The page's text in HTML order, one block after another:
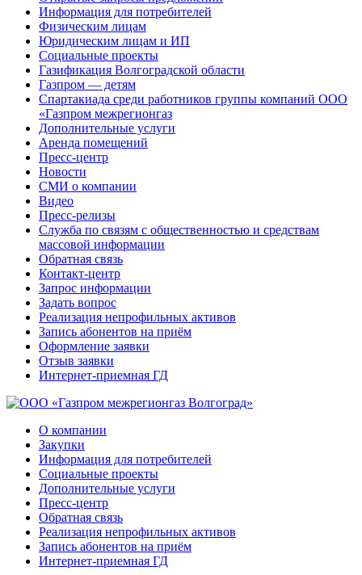
Информация для потребителей
Физическим лицам
Юридическим лицам и ИП
Социальные проекты
Газификация Волгоградской области
Газпром — детям
Спартакиада среди работников группы компаний ООО
«Газпром межрегионгаз
Дополнительные услуги
Аренда помещений
Пресс-центр
Новости
СМИ о компании
Видео
Пресс-релизы
Служба по связям с общественностью и средствам
массовой информации
Обратная связь
Контакт-центр
Запрос информации
Задать вопрос
Реализация непрофильных активов
Запись абонентов на приём
Оформление заявки
Отзыв заявки
Интернет-приемная ГД
О компании
Закупки
Информация для потребителей
Социальные проекты
Дополнительные услуги
Пресс-центр
Обратная связь
Реализация непрофильных активов
Запись абонентов на приём
Интернет-приемная ГД